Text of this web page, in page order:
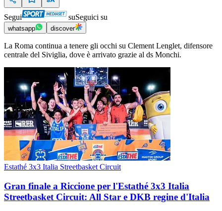
Segui suSeguici su
whatsapp discover
La Roma continua a tenere gli occhi su Clement Lenglet, difensore
centrale del Siviglia, dove è arrivato grazie al ds Monchi.
Estathé 3x3 Italia Streetbasket Circuit
Gran finale a Riccione per l'Estathé 3x3 Italia
Streetbasket Circuit: All Star e DKB regine d'Italia